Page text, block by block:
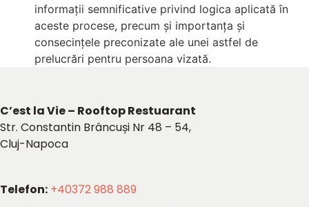
informații semnificative privind logica aplicată în
aceste procese, precum și importanța și
consecințele preconizate ale unei astfel de
prelucrări pentru persoana vizată.
C’est la Vie – Rooftop Restuarant
Str. Constantin Brâncuși Nr 48 – 54,
Cluj-Napoca
Telefon: +40372 988 889